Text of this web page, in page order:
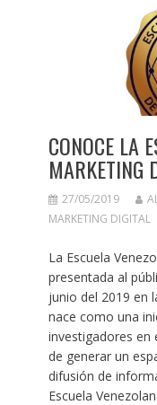
CONOCE LA
MARKETING
27/05/2019
MARKETING DIGITAL
La Escuela
presentada al
junio del 2019 en
nace como una
investigadores en
de generar un
difusión de
Escuela